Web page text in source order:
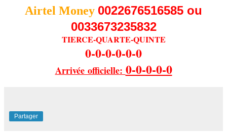
Airtel Money 0022676516585 ou
0033673235832
TIERCE-QUARTE-QUINTE
0-0-0-0-0-0
Arrivée officielle: 0-0-0-0-0
Partager